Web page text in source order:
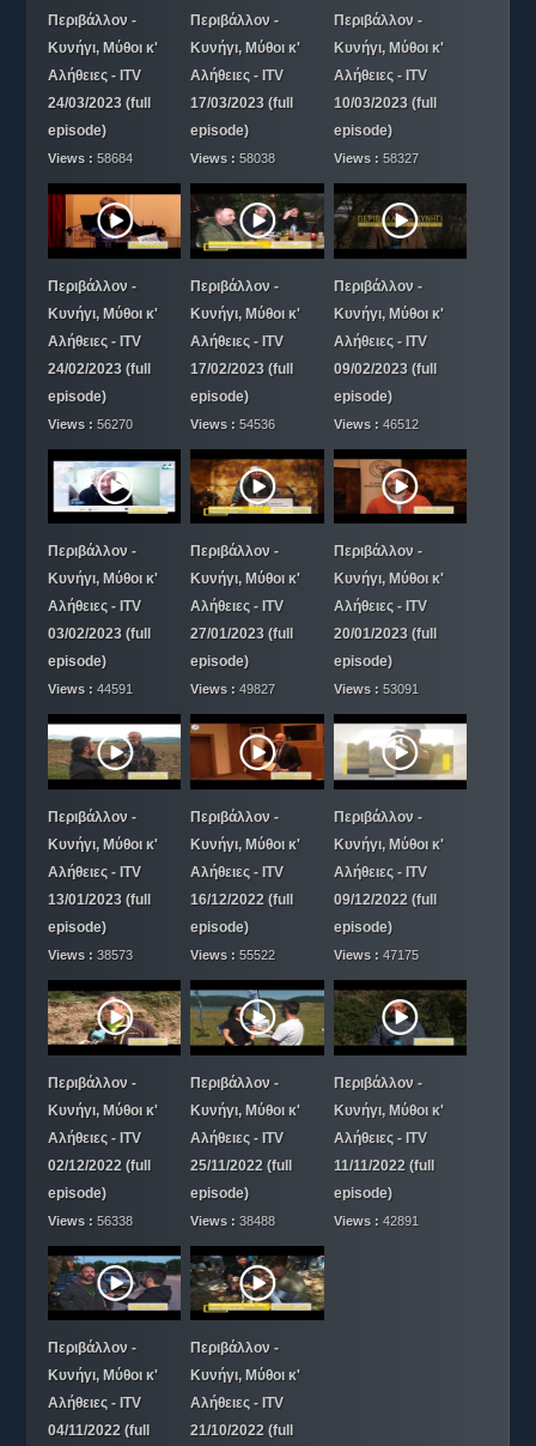
Περιβάλλον -
Κυνήγι, Μύθοι κ'
Αλήθειες - ITV
24/03/2023 (full
episode)
Views : 58684
Περιβάλλον -
Κυνήγι, Μύθοι κ'
Αλήθειες - ITV
17/03/2023 (full
episode)
Views :58038
Περιβάλλον -
Κυνήγι, Μύθοι κ'
Αλήθειες - ITV
10/03/2023 (full
episode)
Views : 58327
Περιβάλλον -
Κυνήγι, Μύθοι κ'
Αλήθειες - ITV
24/02/2023 (full
episode)
Views : 56270
Περιβάλλον -
Κυνήγι, Μύθοι κ'
Αλήθειες - ITV
17/02/2023 (full
episode)
Views :54536
Περιβάλλον -
Κυνήγι, Μύθοι κ'
Αλήθειες - ITV
09/02/2023 (full
episode)
Views : 46512
Περιβάλλον -
Κυνήγι, Μύθοι κ'
Αλήθειες - ITV
03/02/2023 (full
episode)
Views : 44591
Περιβάλλον -
Κυνήγι, Μύθοι κ'
Αλήθειες - ITV
27/01/2023 (full
episode)
Views :49827
Περιβάλλον -
Κυνήγι, Μύθοι κ'
Αλήθειες - ITV
20/01/2023 (full
episode)
Views : 53091
Περιβάλλον -
Κυνήγι, Μύθοι κ'
Αλήθειες - ITV
13/01/2023 (full
episode)
Views : 38573
Περιβάλλον -
Κυνήγι, Μύθοι κ'
Αλήθειες - ITV
16/12/2022 (full
episode)
Views :55522
Περιβάλλον -
Κυνήγι, Μύθοι κ'
Αλήθειες - ITV
09/12/2022 (full
episode)
Views : 47175
Περιβάλλον -
Κυνήγι, Μύθοι κ'
Αλήθειες - ITV
02/12/2022 (full
episode)
Views : 56338
Περιβάλλον -
Κυνήγι, Μύθοι κ'
Αλήθειες - ITV
25/11/2022 (full
episode)
Views :38488
Περιβάλλον -
Κυνήγι, Μύθοι κ'
Αλήθειες - ITV
11/11/2022 (full
episode)
Views : 42891
Περιβάλλον -
Κυνήγι, Μύθοι κ'
Αλήθειες - ITV
04/11/2022 (full
Περιβάλλον -
Κυνήγι, Μύθοι κ'
Αλήθειες - ITV
21/10/2022 (full